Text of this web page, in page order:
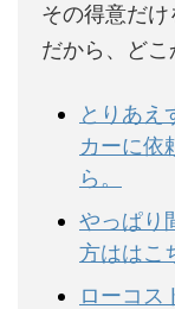
その得意だけ
だから、どこ
とりあえ
カーに依
ら。
やっぱり
方ははこ
ローコス